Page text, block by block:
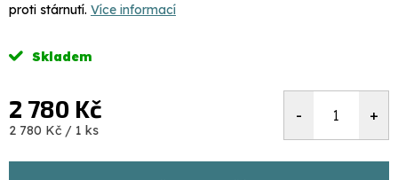
proti stárnutí. Více informací
Skladem
2 780 Kč
Měrná
2 780 Kč / 1 ks